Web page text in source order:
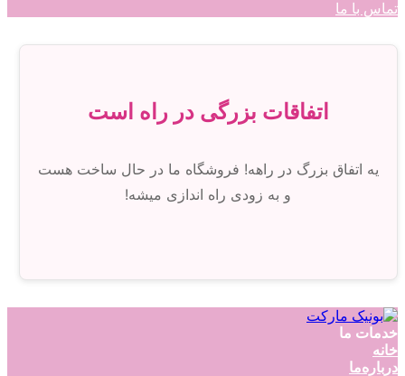
تماس با ما
اتفاقات بزرگی در راه است
یه اتفاق بزرگ در راهه! فروشگاه ما در حال ساخت هست
و به زودی راه اندازی میشه!
خدمات ما
خانه
درباره‌ما